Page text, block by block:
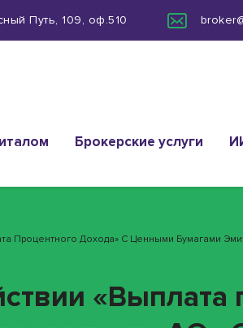
Путь, 109, оф.510
Брокерские услуги
Процентного Дохода» С Ценными Бумагами
«Выплата